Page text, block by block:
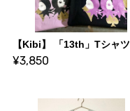
【Kibi】 「13th」Tシャツ
¥3,850